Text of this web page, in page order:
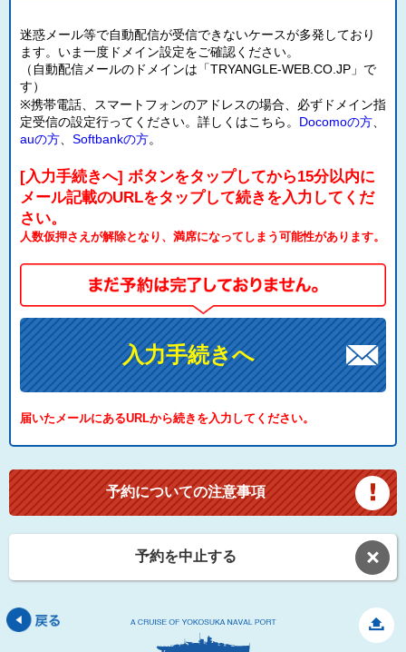
迷惑メール等で自動配信が受信できないケースが多発しており
ます。いま一度ドメイン設定をご確認ください。
（自動配信メールのドメインは「TRYANGLE-WEB.CO.JP」で
す）
※携帯電話、スマートフォンのアドレスの場合、必ずドメイン指
定受信の設定行ってください。詳しくはこちら。 Docomoの方
auの方
Softbankの方。
[入力手続きへ] ボタンをタップしてから15分以内に
メール記載のURLをタップして続きを入力してくだ
さい。
人数仮押さえが解除となり、満席になってしまう可能性があります。
入力手続きへ
届いたメールにあるURLから続きを入力してください。
予約についての注意事項
予約を中止する